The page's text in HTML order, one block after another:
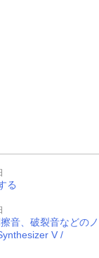
る
音、破裂音などのノ
V /